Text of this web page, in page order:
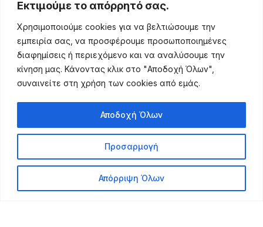
Εκτιμούμε το απόρρητό σας.
Χρησιμοποιούμε cookies για να βελτιώσουμε την
εμπειρία σας, να προσφέρουμε προσωποποιημένες
διαφημίσεις ή περιεχόμενο και να αναλύσουμε την
κίνηση μας. Κάνοντας κλικ στο "Αποδοχή Όλων",
συναινείτε στη χρήση των cookies από εμάς.
Προσαρμογή
Απόρριψη Όλων
Αποδοχή Όλων
Επικοινωνία
Ρόδου 133, Αθήνα 10443
(+30) 211 725 5427
sales@lightingexpert.gr
Χρήσιμες Σελίδες
Προϊόντα
Τρόποι Αποστολής